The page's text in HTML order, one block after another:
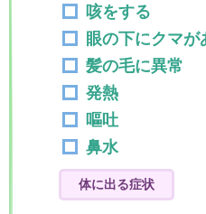
咳をする
眼の下にクマが
髪の毛に異常
発熱
嘔吐
鼻水
体に出る症状